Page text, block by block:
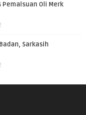
Pemalsuan Oli Merk
Sarkasih